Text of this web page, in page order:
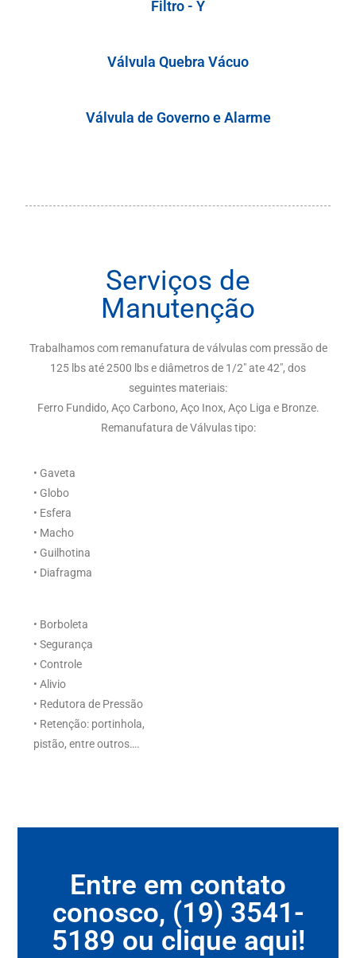
Filtro - Y
Válvula Quebra Vácuo
Válvula de Governo e Alarme
Serviços de
Manutenção
Trabalhamos com remanufatura de válvulas com pressão de
125 lbs até 2500 lbs e diâmetros de 1/2″ ate 42″, dos
seguintes materiais:
Ferro Fundido, Aço Carbono, Aço Inox, Aço Liga e Bronze.
Remanufatura de Válvulas tipo:
• Gaveta
• Globo
• Esfera
• Macho
• Guilhotina
• Diafragma
• Borboleta
• Segurança
• Controle
• Alivio
• Redutora de Pressão
• Retenção: portinhola,
pistão, entre outros….
Entre em contato
conosco, (19) 3541-
5189 ou clique aqui!